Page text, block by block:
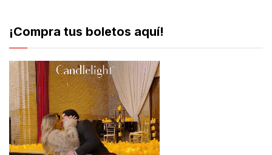
¡Compra tus boletos aquí!